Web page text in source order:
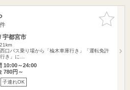
お気に入
りに追加
宇都宮市
口バス乗り場から「楡木車庫行き」「運転免許
き」に…
10:00～24:00
780円～
子連れOK